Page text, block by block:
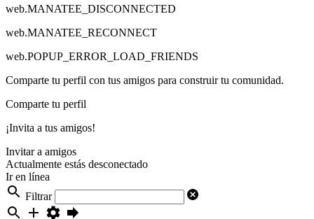
web.MANATEE_DISCONNECTED
web.MANATEE_RECONNECT
web.POPUP_ERROR_LOAD_FRIENDS
Comparte tu perfil con tus amigos para construir tu comunidad.
Comparte tu perfil
¡Invita a tus amigos!
Invitar a amigos
Actualmente estás desconectado
Ir en línea
Filtrar